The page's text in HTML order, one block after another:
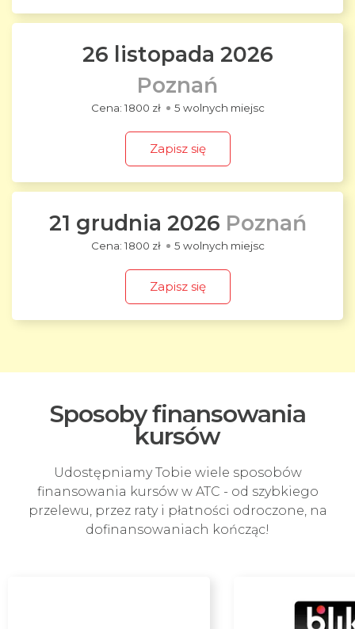
26 listopada 2026
Poznań
1800 zł 5 wolnych miejsc
Zapisz się
21 grudnia 2026 Poznań
1800 zł 5 wolnych miejsc
Zapisz się
Sposoby finansowania
kursów
Udostępniamy Tobie wiele sposobów
finansowania kursów w ATC - od szybkiego
przelewu, przez raty i płatności odroczone, na
dofinansowaniach kończąc!